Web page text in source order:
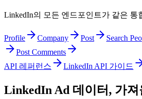
LinkedIn의 모든 엔드포인트가 같은 통
Profile Company Post Search
Post Comments
API 레퍼런스
LinkedIn API 가이드
LinkedIn Ad 데이터, 가져